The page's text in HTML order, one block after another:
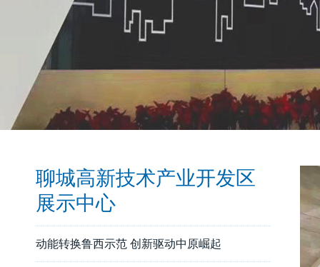
聊城高新技术产业开发区
展示中心
动能转换鲁西示范 创新驱动中原崛起